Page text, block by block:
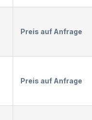
Preis auf Anfrage
Preis auf Anfrage